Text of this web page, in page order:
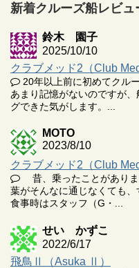
新着クルーズ船レビュ
鈴木 園子
2025/10/10
クラブメッド2（Club Med
20年以上前に初めてクル
あまり記憶がないのですが
グできた気がします。...
MOTO
2023/8/10
クラブメッド2（Club Med
昔、乗ったことがあり
葉がそんなに通じなくても、
食事時はスタッフ（G・...
せい かずこ
2022/6/17
飛鳥Ⅱ（Asuka Ⅱ）